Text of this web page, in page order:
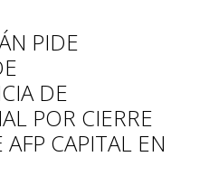
PIDE
DE
POR CIERRE
CAPITAL EN